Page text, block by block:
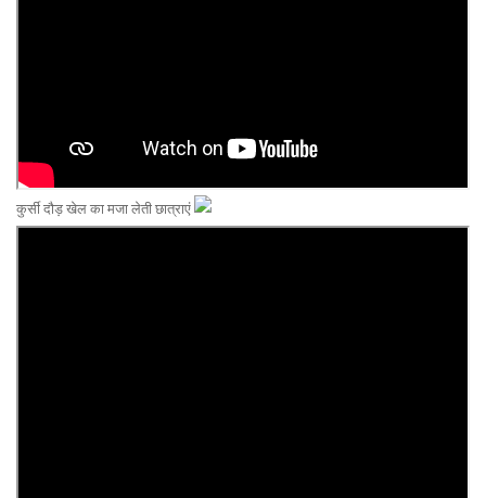
कुर्सी दौड़ खेल का मजा लेती छात्राएं